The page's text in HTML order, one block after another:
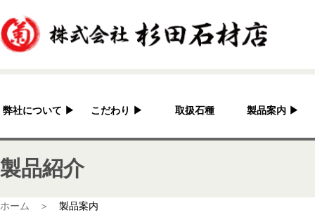
弊社について ▶
杉田石材店とは？
会社概要
こだわり ▶
加工へのこだわり
取扱石種 製品案内 ▶
灯篭
製品紹介
ホーム ＞ 製品案内